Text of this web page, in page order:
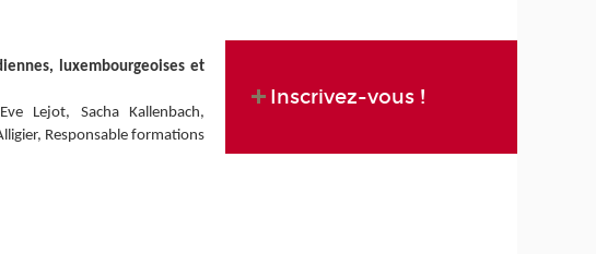
luxembourgeoises et
Lejot, Sacha Kallenbach,
Responsable formations
Inscrivez-vous !